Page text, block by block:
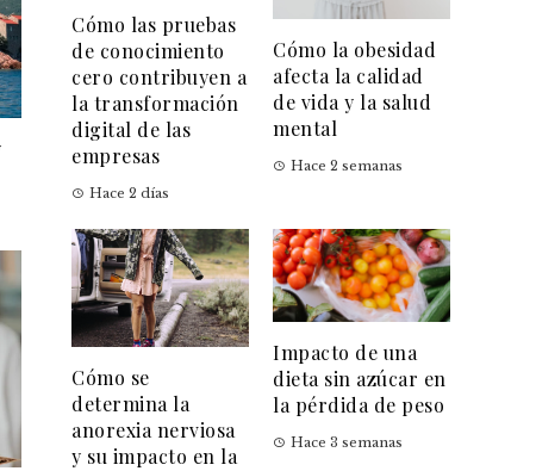
Cómo las pruebas
de conocimiento
cero contribuyen a
la transformación
digital de las
empresas
Hace 2 días
Cómo la obesidad
afecta la calidad
de vida y la salud
mental
Hace 2 semanas
Cómo se
determina la
anorexia nerviosa
y su impacto en la
Impacto de una
dieta sin azúcar en
la pérdida de peso
Hace 3 semanas